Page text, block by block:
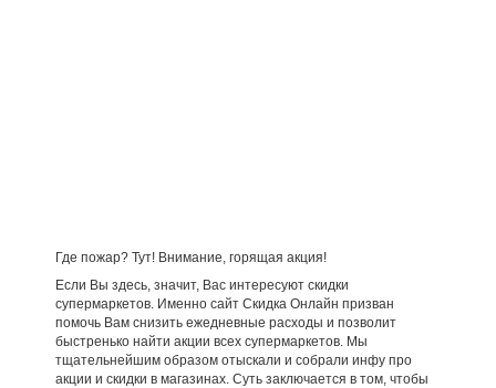
Где пожар? Тут! Внимание, горящая акция!
Если Вы здесь, значит, Вас интересуют скидки
супермаркетов. Именно сайт Скидка Онлайн призван
помочь Вам снизить ежедневные расходы и позволит
быстренько найти акции всех супермаркетов. Мы
тщательнейшим образом отыскали и собрали инфу про
акции и скидки в магазинах. Суть заключается в том, чтобы